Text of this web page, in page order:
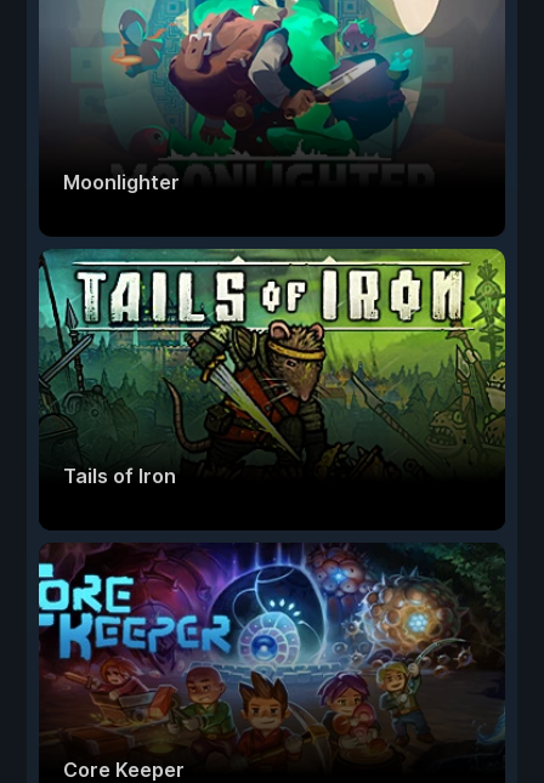
Moonlighter
Tails of Iron
Core Keeper